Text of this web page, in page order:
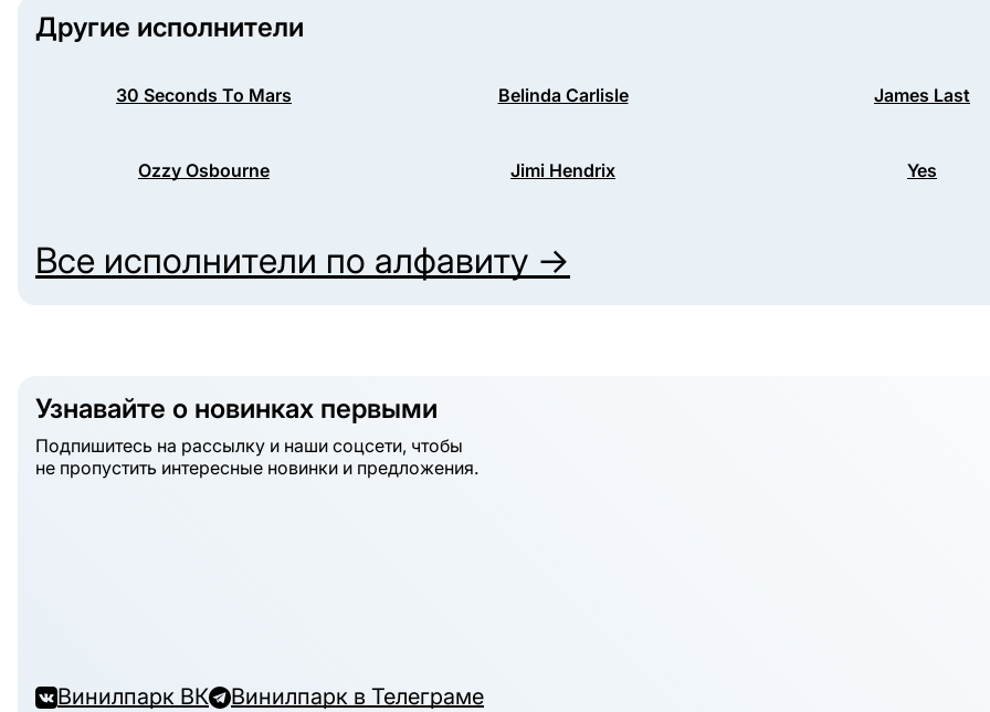
Другие исполнители
30 Seconds To Mars Belinda Carlisle James Last
Ozzy Osbourne Jimi Hendrix Yes
Все исполнители по алфавиту →
Узнавайте о новинках первыми
Подпишитесь на рассылку и наши соцсети, чтобы
не пропустить интересные новинки и предложения.
Винилпарк ВК Винилпарк в Телеграме